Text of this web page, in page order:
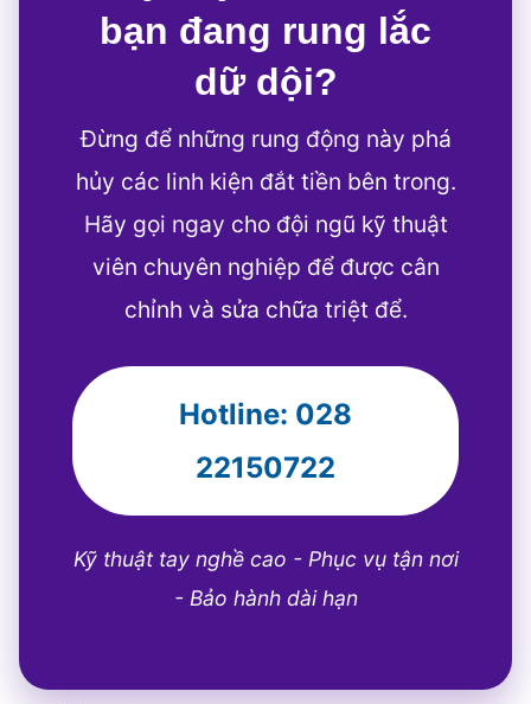
bạn đang rung lắc
dữ dội?
Đừng để những rung động này phá
hủy các linh kiện đắt tiền bên trong.
Hãy gọi ngay cho đội ngũ kỹ thuật
viên chuyên nghiệp để được cân
chỉnh và sửa chữa triệt để.
Hotline: 028
22150722
Kỹ thuật tay nghề cao - Phục vụ tận nơi
- Bảo hành dài hạn